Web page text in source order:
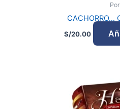
CACHORRO…
S/20.00